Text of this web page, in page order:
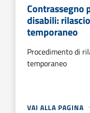
Contrassegno
disabili:
temporaneo
Procedimento di
temporaneo
VAI ALLA PAGINA